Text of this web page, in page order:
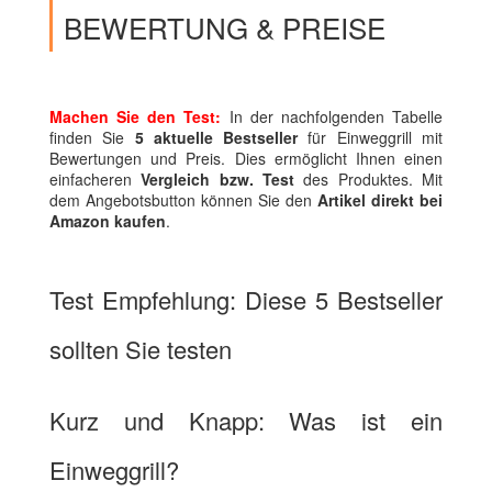
BEWERTUNG & PREISE
Machen Sie den Test: In der nachfolgenden Tabelle
finden Sie 5 aktuelle Bestsellerfür Einweggrill mit
Bewertungen und Preis. Dies ermöglicht Ihnen einen
einfacherenVergleich bzw. Test des Produktes. Mit
dem Angebotsbutton können Sie den Artikel direkt bei
Amazon kaufen.
Test Empfehlung: Diese 5 Bestseller
sollten Sie testen
Kurz und Knapp: Was ist ein
Einweggrill?